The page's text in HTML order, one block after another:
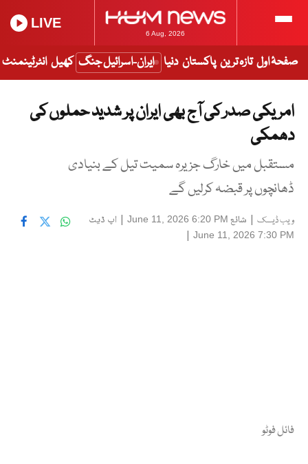
6 Aug, 2026
LIVE
صفحۂ اول تازہ ترین پاکستان دنیا ایران-اسرائیل جنگ کھیل انٹرٹینمنٹ
امریکی صدر کی آج بھی ایران پر شدید حملوں کی
دھمکی
مستقبل میں خارگ جزیرہ سمیت تیل کے بنیادی
ڈھانچوں پر قبضہ کرلیں گے
ویب ڈیسک | شائع June 11, 2026 6:20 PM
| اپ ڈیٹ
June 11, 2026 7:30 PM
|
فائل فوٹو